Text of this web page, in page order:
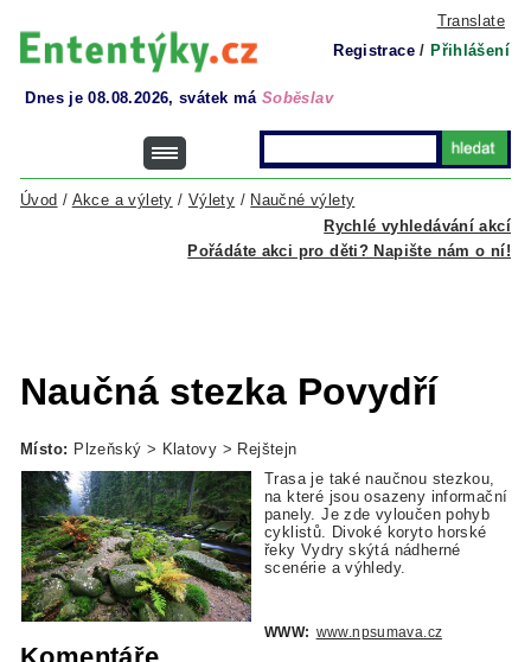
Translate
Registrace / Přihlášení
Dnes je 08.08.2026, svátek má Soběslav
Rychlé vyhledávání akcí
Úvod / Akce a výlety / Výlety / Naučné výlety
Pořádáte akci pro děti? Napište nám o ní!
Naučná stezka Povydří
Místo: Plzeňský > Klatovy > Rejštejn
Trasa je také naučnou stezkou,
na které jsou osazeny informační
panely. Je zde vyloučen pohyb
cyklistů. Divoké koryto horské
řeky Vydry skýtá nádherné
scenérie a výhledy.
WWW: www.npsumava.cz